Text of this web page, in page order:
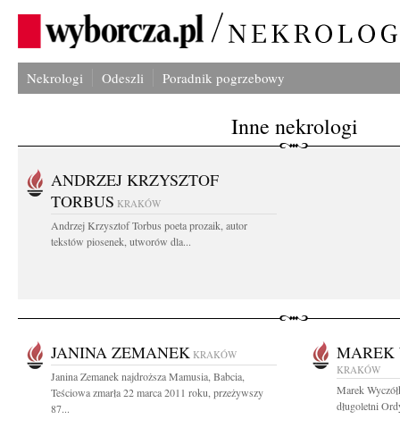
Nekrologi Odeszli Poradnik pogrzebowy
Inne nekrologi
ANDRZEJ KRZYSZTOF
TORBUS KRAKÓW
Andrzej Krzysztof Torbus poeta prozaik, autor
tekstów piosenek, utworów dla...
JANINA ZEMANEK KRAKÓW
Janina Zemanek najdroższa Mamusia, Babcia,
Teściowa zmarła 22 marca 2011 roku, przeżywszy
87...
MAREK
KRAKÓW
Marek
długoletni